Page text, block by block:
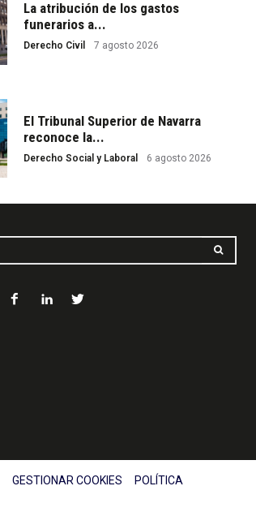
La atribución de los gastos
funerarios a...
Derecho Civil 7 agosto 2026
El Tribunal Superior de Navarra
reconoce la...
Derecho Social y Laboral 6 agosto 2026
GESTIONAR COOKIES
POLÍTICA